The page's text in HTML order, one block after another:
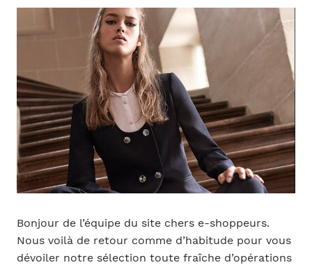
Bonjour de l’équipe du site chers e-shoppeurs.
Nous voilà de retour comme d’habitude pour vous
dévoiler notre sélection toute fraîche d’opérations